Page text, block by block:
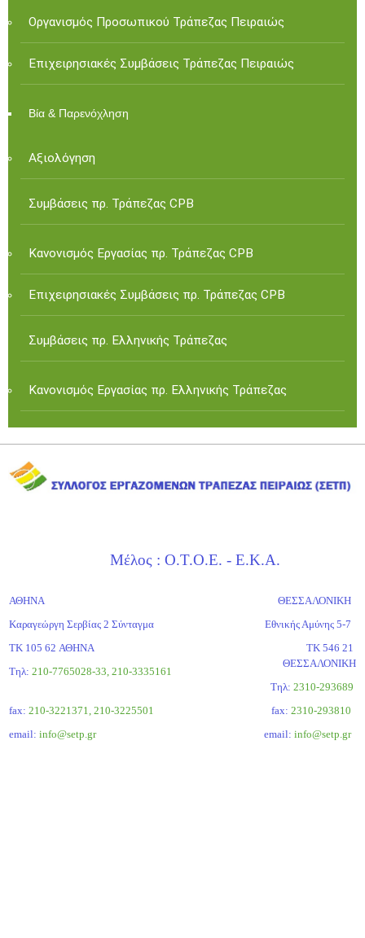
Οργανισμός Προσωπικού Τράπεζας Πειραιώς
Επιχειρησιακές Συμβάσεις Τράπεζας Πειραιώς
Βία & Παρενόχληση
Αξιολόγηση
Συμβάσεις πρ. Τράπεζας CPB
Κανονισμός Εργασίας πρ. Τράπεζας CPB
Επιχειρησιακές Συμβάσεις πρ. Τράπεζας CPB
Συμβάσεις πρ. Ελληνικής Τράπεζας
Κανονισμός Εργασίας πρ. Ελληνικής Τράπεζας
Μέλος : Ο.Τ.Ο.Ε. - Ε.Κ.Α.
ΑΘΗΝΑ
Καραγεώργη Σερβίας 2 Σύνταγμα
ΤΚ 105 62 ΑΘΗΝΑ
Τηλ: 210-7765028-33, 210-3335161
fax: 210-3221371, 210-3225501
email: info@setp.gr
ΘΕΣΣΑΛΟΝΙΚΗ
Εθνικής Αμύνης 5-7
ΤΚ 546 21
ΘΕΣΣΑΛΟΝΙΚΗ
Tηλ: 2310-293689
fax: 2310-293810
email: info@setp.gr